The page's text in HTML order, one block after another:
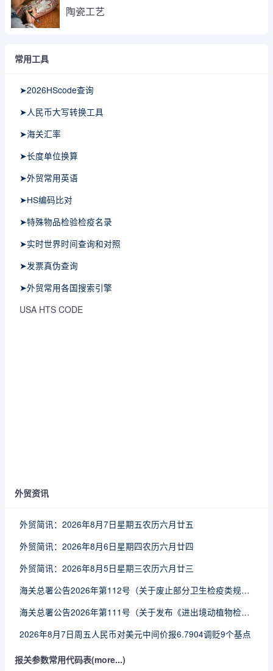
陶瓷工艺
常用工具
➤2026HScode查询
➤人民币大写转换工具
➤海关汇率
➤长度单位换算
➤外贸常用英语
➤HS编码比对
➤特殊物品检验检疫名录
➤实时世界时间查询和对照
➤发票真伪查询
➤外贸常用各国搜索引擎
USA HTS CODE
外贸资讯
外贸简讯：2026年8月7日星期五农历六月廿五
外贸简讯：2026年8月6日星期四农历六月廿四
外贸简讯：2026年8月5日星期三农历六月廿三
海关总署公告2026年第112号（关于废止部分卫生检疫类规范性文件的公告）
海关总署公告2026年第111号（关于发布《进出境动植物检疫处理监督管理工作规定》《进出境卫生处理监督管理工作规定》的公告）
2026年8月7日周五人民币对美元中间价报6.7904调贬9个基点
报关参数常用代码表(more...)